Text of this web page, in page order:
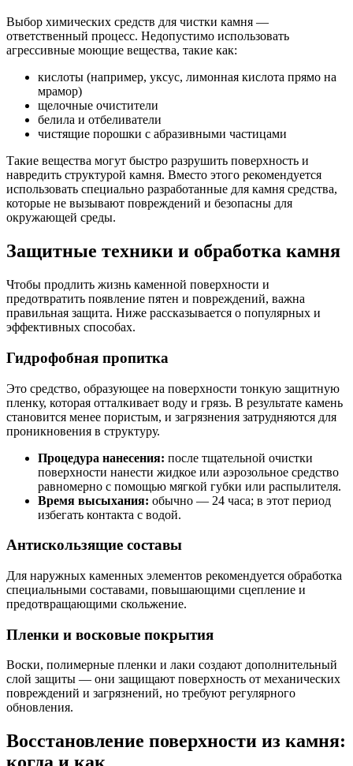
Выбор химических средств для чистки камня —
ответственный процесс. Недопустимо использовать
агрессивные моющие вещества, такие как:
кислоты (например, уксус, лимонная кислота прямо на
мрамор)
щелочные очистители
белила и отбеливатели
чистящие порошки с абразивными частицами
Такие вещества могут быстро разрушить поверхность и
навредить структурой камня. Вместо этого рекомендуется
использовать специально разработанные для камня средства,
которые не вызывают повреждений и безопасны для
окружающей среды.
Защитные техники и обработка камня
Чтобы продлить жизнь каменной поверхности и
предотвратить появление пятен и повреждений, важна
правильная защита. Ниже рассказывается о популярных и
эффективных способах.
Гидрофобная пропитка
Это средство, образующее на поверхности тонкую защитную
пленку, которая отталкивает воду и грязь. В результате камень
становится менее пористым, и загрязнения затрудняются для
проникновения в структуру.
Процедура нанесения: после тщательной очистки
поверхности нанести жидкое или аэрозольное средство
равномерно с помощью мягкой губки или распылителя.
Время высыхания: обычно — 24 часа; в этот период
избегать контакта с водой.
Антискользящие составы
Для наружных каменных элементов рекомендуется обработка
специальными составами, повышающими сцепление и
предотвращающими скольжение.
Пленки и восковые покрытия
Воски, полимерные пленки и лаки создают дополнительный
слой защиты — они защищают поверхность от механических
повреждений и загрязнений, но требуют регулярного
обновления.
Восстановление поверхности из камня: